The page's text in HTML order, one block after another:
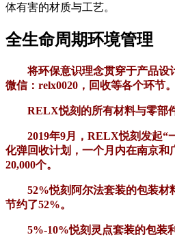
体有害的材质与工艺。
全生命周期环境管理
将环保意识理念贯穿于产品设
微信：relx0020，回收等各个环节。
RELX悦刻的所有材料与零部
2019年9月，RELX悦刻发起“
化弹回收计划，一个月内在南京和
20,000个。
52%悦刻阿尔法套装的包装材
节约了52%。
5%-10%悦刻灵点套装的包装